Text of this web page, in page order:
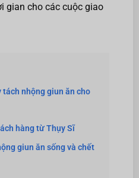
gian cho các cuộc giao
tách nhộng giun ăn cho
hàng từ Thụy Sĩ
giun ăn sống và chết